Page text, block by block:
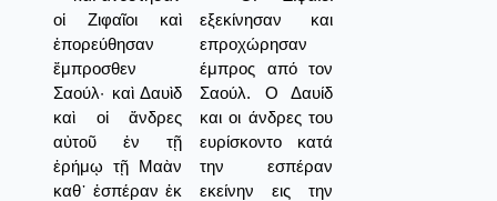
οἱ Ζιφαῖοι καὶ
ἐπορεύθησαν
ἔμπροσθεν
Σαούλ· καὶ Δαυὶδ
καὶ οἱ ἄνδρες
αὐτοῦ ἐν τῇ
ἐρήμῳ τῇ Μαὰν
καθ᾿ ἑσπέραν ἐκ
εξεκίνησαν και
επροχώρησαν
έμπρος από τον
Σαούλ. Ο Δαυίδ
και οι άνδρες του
ευρίσκοντο κατά
την εσπέραν
εκείνην εις την